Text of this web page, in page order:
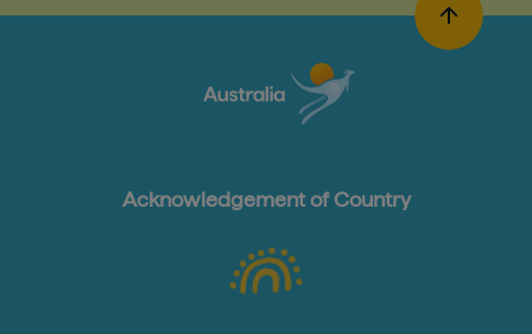
Acknowledgement of Country